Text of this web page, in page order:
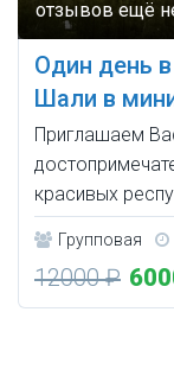
Один день
Шали в
Приглашаем
красивых
Групповая
12000 ₽